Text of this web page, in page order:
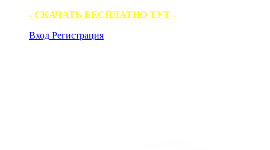
- СКАЧАТЬ БЕСПЛАТНО ТУТ -
Вход Регистрация